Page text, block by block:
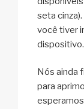
seta
você tiver
dispositivo.
Nós ainda
para